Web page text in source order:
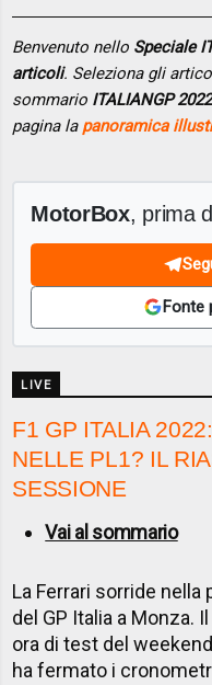
Benvenuto nello Speciale
articoli. Seleziona gli
sommario ITALIANGP
pagina la panoramica
MotorBox, prima
Fonte
LIVE
F1 GP ITALIA
NELLE PL1? IL
SESSIONE
Vai al sommario
La Ferrari sorride
del GP Italia a Monza.
ora di test del
ha fermato i